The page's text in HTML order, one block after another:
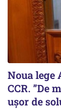
Noua lege
CCR. ”De
ușor de